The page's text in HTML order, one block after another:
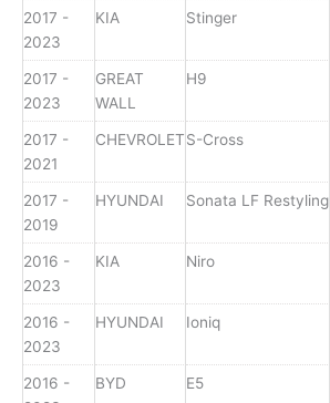
2017 -
2023
KIA Stinger
2017 -
2023
GREAT
WALL
H9
2017 -
2021
CHEVROLETS-Cross
2017 -
2019
HYUNDAI Sonata LF Restyling
2016 -
2023
KIA Niro
2016 -
2023
HYUNDAI Ioniq
2016 -
BYD E5